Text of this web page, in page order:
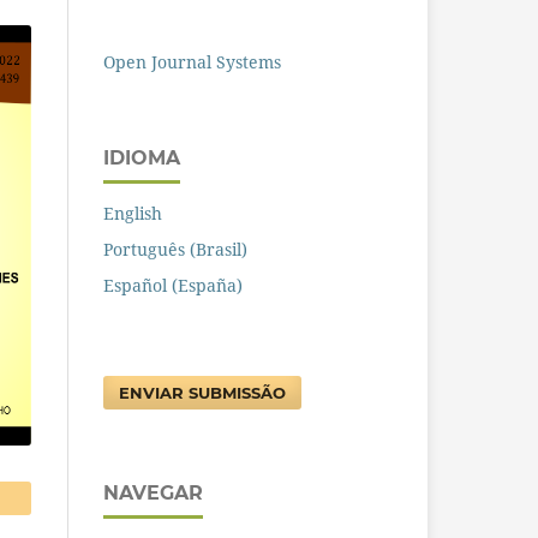
Open Journal Systems
IDIOMA
English
Português (Brasil)
Español (España)
ENVIAR SUBMISSÃO
NAVEGAR